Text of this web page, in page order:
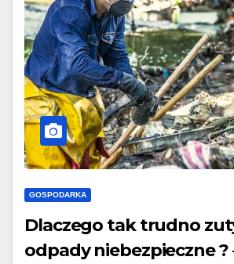
GOSPODARKA
Dlaczego tak trudno
odpady niebezpieczne ?